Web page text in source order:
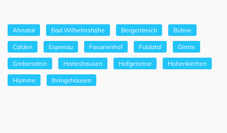
Ahnatal Bad Wilhelmshöhe Borgentreich Bühne
Calden Espenau Fasanenhof Fuldatal Gimte
Grebenstein Harleshausen Hofgeismar Hohenkirchen
Hümme Ihringshausen